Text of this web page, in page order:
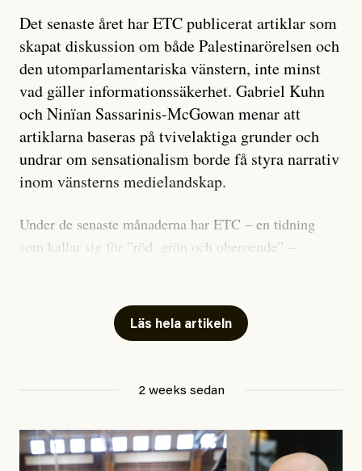
Det senaste året har ETC publicerat artiklar som
skapat diskussion om både Palestinarörelsen och
den utomparlamentariska vänstern, inte minst
vad gäller informationssäkerhet. Gabriel Kuhn
och Ninïan Sassarinis-McGowan menar att
artiklarna baseras på tvivelaktiga grunder och
undrar om sensationalism borde få styra narrativ
inom vänsterns medielandskap.
Under de senaste månaderna har ETC – en tidning
som kallar sig för ”röd, grön och oberoende” –
skriver för? Vad betyder det att vara en ”röd, grön och
oberoende” tidning? Och vad är egentligen bra
utpekas som israelisk infiltratör”. Enligt ingressen
Läs hela artikeln
2 weeks sedan